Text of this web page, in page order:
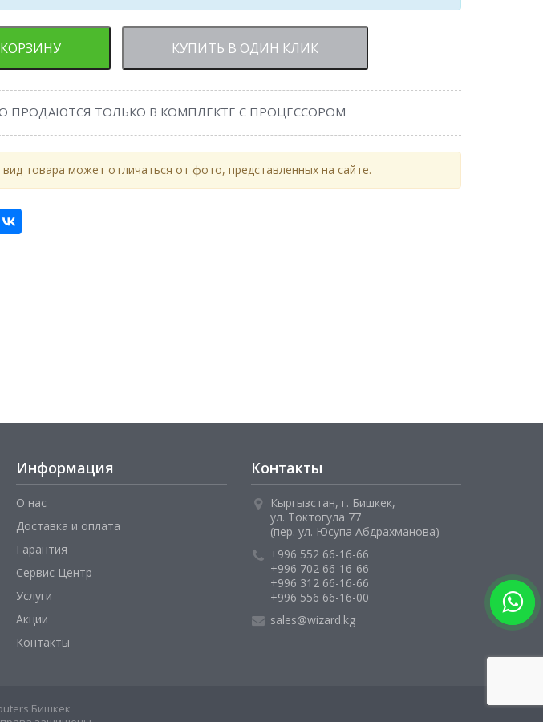
КУПИТЬ В ОДИН КЛИК
ПРОДАЮТСЯ ТОЛЬКО В КОМПЛЕКТЕ С ПРОЦЕССОРОМ
товара может отличаться от фото, представленных на сайте.
Информация
О нас
Доставка и оплата
Гарантия
Сервис Центр
Услуги
Акции
Контакты
Контакты
Кыргызстан, г. Бишкек,
ул. Токтогула 77
(пер. ул. Юсупа Абдрахманова)
+996 552 66-16-66
+996 702 66-16-66
+996 312 66-16-66
+996 556 66-16-00
sales@wizard.kg
Бишкек